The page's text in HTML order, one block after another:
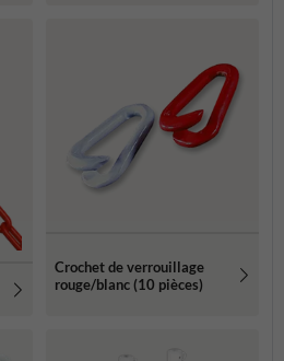
Crochet de verrouillage
rouge/blanc (10 pièces)